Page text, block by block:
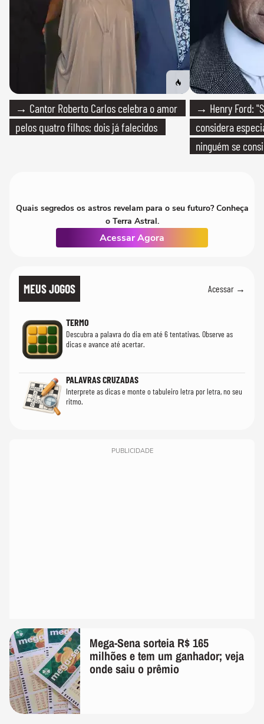
→ Cantor Roberto Carlos celebra o amor
pelos quatro filhos; dois já falecidos
→ Henry Ford:
considera
ninguém se
Quais segredos os astros revelam para o seu futuro? Conheça
o Terra Astral.
Acessar Agora
MEUS JOGOS Acessar →
TERMO
Descubra a palavra do dia em até 6 tentativas. Observe as
dicas e avance até acertar.
PALAVRAS CRUZADAS
Interprete as dicas e monte o tabuleiro letra por letra, no seu
ritmo.
PUBLICIDADE
Mega-Sena sorteia R$ 165
milhões e tem um ganhador; veja
onde saiu o prêmio